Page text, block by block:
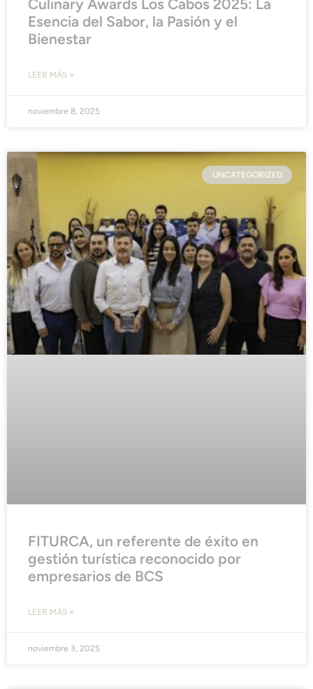
Culinary Awards Los Cabos 2025: La
Esencia del Sabor, la Pasión y el
Bienestar
LEER MÁS »
noviembre 8, 2025
UNCATEGORIZED
FITURCA, un referente de éxito en
gestión turística reconocido por
empresarios de BCS
LEER MÁS »
noviembre 3, 2025